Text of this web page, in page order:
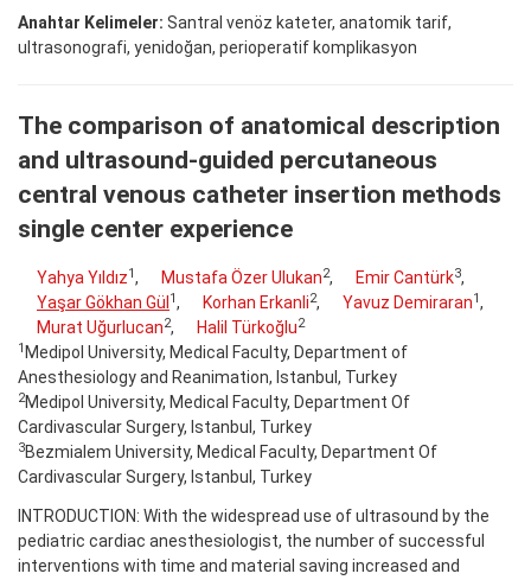
Anahtar Kelimeler: Santral venöz kateter, anatomik tarif,
ultrasonografi, yenidoğan, perioperatif komplikasyon
The comparison of anatomical description
and ultrasound-guided percutaneous
central venous catheter insertion methods
single center experience
Yahya Yıldız1, Mustafa Özer Ulukan2, Emir Cantürk3,
Yaşar Gökhan Gül 1, Korhan Erkanli2, Yavuz Demiraran1,
Murat Uğurlucan2, Halil Türkoğlu2
1 Medipol University, Medical Faculty, Department of
Anesthesiology and Reanimation, Istanbul, Turkey
2Medipol University, Medical Faculty, Department Of
Cardivascular Surgery, Istanbul, Turkey
3Bezmialem University, Medical Faculty, Department Of
Cardivascular Surgery, Istanbul, Turkey
INTRODUCTION: With the widespread use of ultrasound by the
pediatric cardiac anesthesiologist, the number of successful
interventions with time and material saving increased and